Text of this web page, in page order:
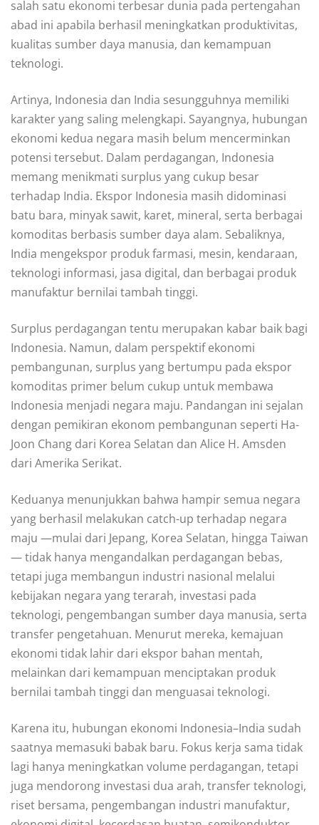
salah satu ekonomi terbesar dunia pada pertengahan
abad ini apabila berhasil meningkatkan produktivitas,
kualitas sumber daya manusia, dan kemampuan
teknologi.
Artinya, Indonesia dan India sesungguhnya memiliki
karakter yang saling melengkapi. Sayangnya, hubungan
ekonomi kedua negara masih belum mencerminkan
potensi tersebut. Dalam perdagangan, Indonesia
memang menikmati surplus yang cukup besar
terhadap India. Ekspor Indonesia masih didominasi
batu bara, minyak sawit, karet, mineral, serta berbagai
komoditas berbasis sumber daya alam. Sebaliknya,
India mengekspor produk farmasi, mesin, kendaraan,
teknologi informasi, jasa digital, dan berbagai produk
manufaktur bernilai tambah tinggi.
Surplus perdagangan tentu merupakan kabar baik bagi
Indonesia. Namun, dalam perspektif ekonomi
pembangunan, surplus yang bertumpu pada ekspor
komoditas primer belum cukup untuk membawa
Indonesia menjadi negara maju. Pandangan ini sejalan
dengan pemikiran ekonom pembangunan seperti Ha-
Joon Chang dari Korea Selatan dan Alice H. Amsden
dari Amerika Serikat.
Keduanya menunjukkan bahwa hampir semua negara
yang berhasil melakukan catch-up terhadap negara
maju —mulai dari Jepang, Korea Selatan, hingga Taiwan
— tidak hanya mengandalkan perdagangan bebas,
tetapi juga membangun industri nasional melalui
kebijakan negara yang terarah, investasi pada
teknologi, pengembangan sumber daya manusia, serta
transfer pengetahuan. Menurut mereka, kemajuan
ekonomi tidak lahir dari ekspor bahan mentah,
melainkan dari kemampuan menciptakan produk
bernilai tambah tinggi dan menguasai teknologi.
Karena itu, hubungan ekonomi Indonesia–India sudah
saatnya memasuki babak baru. Fokus kerja sama tidak
lagi hanya meningkatkan volume perdagangan, tetapi
juga mendorong investasi dua arah, transfer teknologi,
riset bersama, pengembangan industri manufaktur,